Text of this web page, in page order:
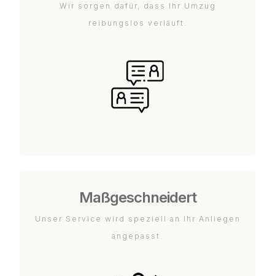
Wir sorgen dafür, dass Ihr Umzug
reibungslos verläuft.
Maßgeschneidert
Unser Service wird speziell an Ihr Anliegen
angepasst.